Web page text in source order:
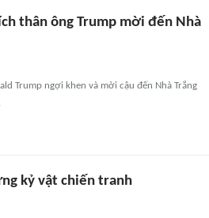
thân ông Trump mời đến Nhà
Trump ngợi khen và mời cậu đến Nhà Trắng
kỷ vật chiến tranh